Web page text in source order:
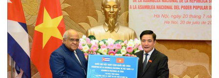
Thể thao
Bóng đá
Lịch thi đấu bóng đá
Thế giới thể thao
eSports
Hậu trường
Ô tô - Xe máy
Ô tô
Xe máy
Tư vấn